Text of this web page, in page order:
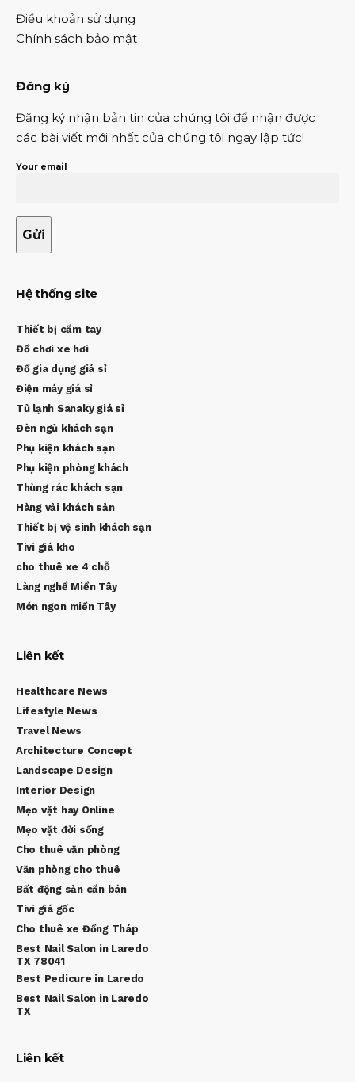
Điều khoản sử dụng
Chính sách bảo mật
Đăng ký
Đăng ký nhận bản tin của chúng tôi để nhận được
các bài viết mới nhất của chúng tôi ngay lập tức!
Your email
Hệ thống site
Thiết bị cầm tay
Đồ chơi xe hơi
Đồ gia dụng giá sỉ
Điện máy giá sỉ
Tủ lạnh Sanaky giá sỉ
Đèn ngủ khách sạn
Phụ kiện khách sạn
Phụ kiện phòng khách
Thùng rác khách sạn
Hàng vải khách sản
Thiết bị vệ sinh khách sạn
Tivi giá kho
cho thuê xe 4 chỗ
Làng nghề Miền Tây
Món ngon miền Tây
Liên kết
Healthcare News
Lifestyle News
Travel News
Architecture Concept
Landscape Design
Interior Design
Mẹo vặt hay Online
Mẹo vặt đời sống
Cho thuê văn phòng
Văn phòng cho thuê
Bất động sản cần bán
Tivi giá gốc
Cho thuê xe Đồng Tháp
Best Nail Salon in Laredo
TX 78041
Best Pedicure in Laredo
Best Nail Salon in Laredo
TX
Liên kết